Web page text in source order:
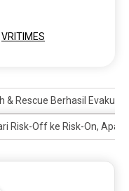
VRITIMES
& Rescue Berhasil
Risk-Off ke Risk-On, Apa